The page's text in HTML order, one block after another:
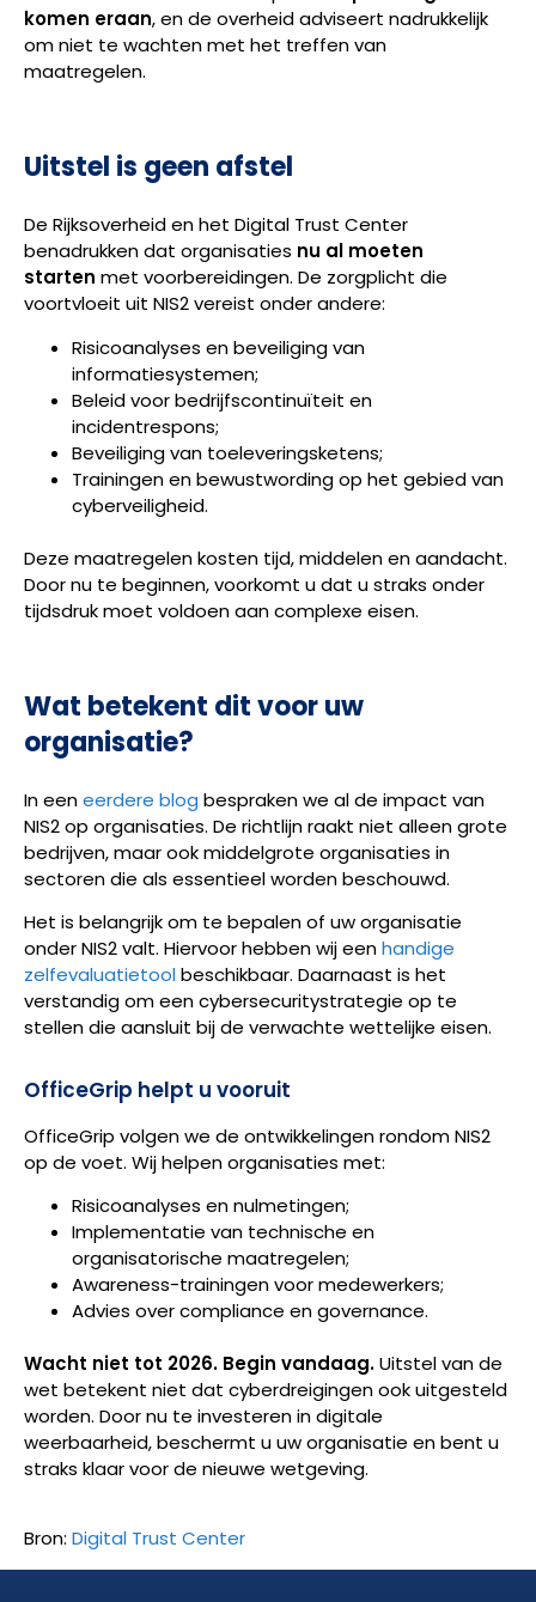
komen eraan, en de overheid adviseert nadrukkelijk
om niet te wachten met het treffen van
maatregelen.
Uitstel is geen afstel
De Rijksoverheid en het Digital Trust Center
benadrukken dat organisaties nu al moeten
starten met voorbereidingen. De zorgplicht die
voortvloeit uit NIS2 vereist onder andere:
Risicoanalyses en beveiliging van
informatiesystemen;
Beleid voor bedrijfscontinuïteit en
incidentrespons;
Beveiliging van toeleveringsketens;
Trainingen en bewustwording op het gebied van
cyberveiligheid.
Deze maatregelen kosten tijd, middelen en aandacht.
Door nu te beginnen, voorkomt u dat u straks onder
tijdsdruk moet voldoen aan complexe eisen.
Wat betekent dit voor uw
organisatie?
In eeneerdere blog bespraken we al de impact van
NIS2 op organisaties. De richtlijn raakt niet alleen grote
bedrijven, maar ook middelgrote organisaties in
sectoren die als essentieel worden beschouwd.
Het is belangrijk om te bepalen of uw organisatie
onder NIS2 valt. Hiervoor hebben wij eenhandige
zelfevaluatietoolbeschikbaar. Daarnaast is het
verstandig om een cybersecuritystrategie op te
stellen die aansluit bij de verwachte wettelijke eisen.
OfficeGrip helpt u vooruit
OfficeGrip volgen we de ontwikkelingen rondom NIS2
op de voet. Wij helpen organisaties met:
Risicoanalyses en nulmetingen;
Implementatie van technische en
organisatorische maatregelen;
Awareness-trainingen voor medewerkers;
Advies over compliance en governance.
Wacht niet tot 2026. Begin vandaag.Uitstel van de
wet betekent niet dat cyberdreigingen ook uitgesteld
worden. Door nu te investeren in digitale
weerbaarheid, beschermt u uw organisatie en bent u
straks klaar voor de nieuwe wetgeving.
Bron: Digital Trust Center